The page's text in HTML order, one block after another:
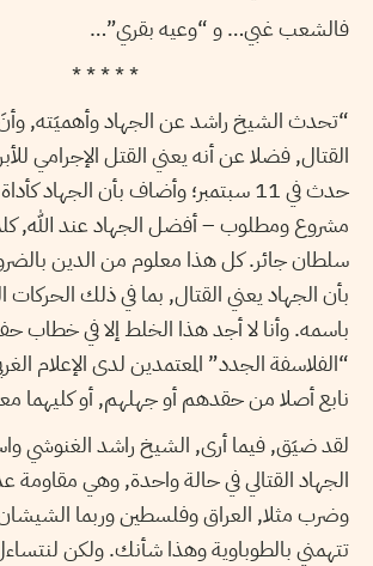
فالشعب غبي… و “وعيه بقري”…
* * * * *
“تحدث الشيخ راشد عن الجهاد وأهميَته, وأنَ
القتال, فضلا عن أنه يعني القتل الإجرامي
حدث في 11 سبتمبر؛ وأضاف بأن الجهاد
مشروع ومطلوب – أفضل الجهاد عند الله,
سلطان جائر. كل هذا معلوم من الدين
بأن الجهاد يعني القتال, بما في ذلك
باسمه. وأنا لا أجد هذا الخلط إلا في خطاب
“الفلاسفة الجدد” المعتمدين لدى الإعلام
نابع أصلا من حقدهم أو جهلهم, أو كليهما
لقد ضيَق, فيما أرى, الشيخ راشد الغنوشي
الجهاد القتالي في حالة واحدة, وهي
وضرب مثلا, العراق وفلسطين وربما
تتهمني بالطوباوية وهذا شأنك. ولكن